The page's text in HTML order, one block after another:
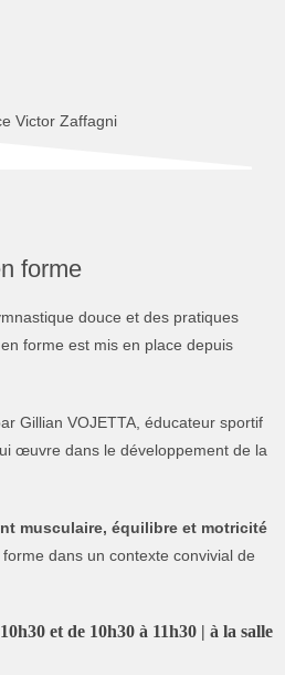
Victor Zaffagni
forme
douce et des pratiques
forme est mis en place depuis
Gillian VOJETTA, éducateur sportif
œuvre dans le développement de la
musculaire, équilibre et motricité
dans un contexte convivial de
et de 10h30 à 11h30 | à la salle